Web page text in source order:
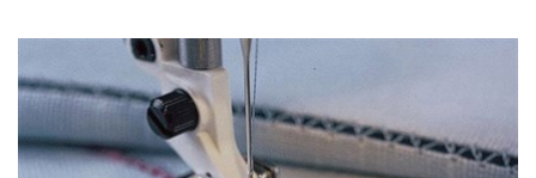
BRUGTE/DEMO
MASKIN TILBEHØR